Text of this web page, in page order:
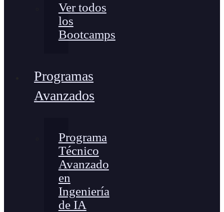
Ver todos
los
Bootcamps
Programas
Avanzados
Programa
Técnico
Avanzado
en
Ingeniería
de IA